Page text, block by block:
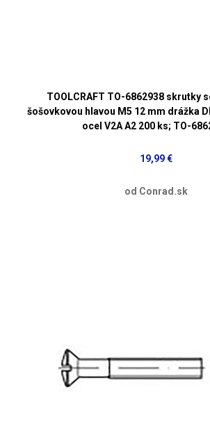
TOOLCRAFT TO-6862938 skrutky
šošovkovou hlavou M5 12 mm drážka
ocel V2A A2 200 ks; TO-
19,99 €
od Conrad.sk